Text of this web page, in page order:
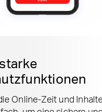
Online-Zeit und